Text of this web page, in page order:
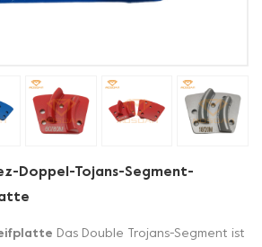
Doppel-Tojans-Segment-
Das Double Trojans-Segment ist